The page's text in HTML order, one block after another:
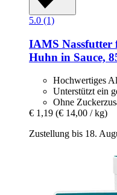
5.0 (1)
IAMS
Huhn in Sauce,
Hochwertiges
Unterstützt ein
Ohne
€ 1,19 (€ 14,00 / kg)
Zustellung bis 18.